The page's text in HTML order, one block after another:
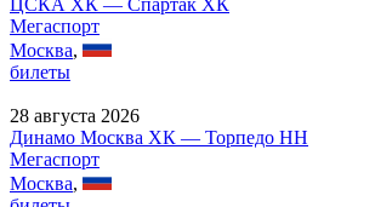
ЦСКА ХК — Спартак ХК
Мегаспорт
Москва,
билеты
28 августа 2026
Динамо Москва ХК — Торпедо НН
Мегаспорт
Москва,